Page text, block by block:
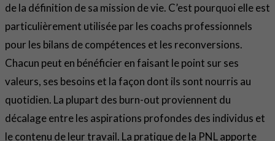
de la définition de sa mission de vie. C’est pourquoi elle est
particulièrement utilisée par les coachs professionnels
pour les bilans de compétences et les reconversions.
Chacun peut en bénéficier en faisant le point sur ses
valeurs, ses besoins et la façon dont ils sont nourris au
quotidien. La plupart des burn-out proviennent du
décalage entre les aspirations profondes des individus et
le contenu de leur travail. La pratique de la PNL apporte